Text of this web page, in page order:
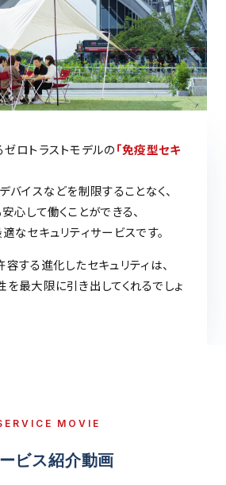
ロトラストモデルの「免疫型セキ
バイスなどを制限することなく、
心して働くことができる、
なセキュリティサービスです。
する進化したセキュリティは、
最大限に引き出してくれるでしょ
MOVIE
ビス紹介動画